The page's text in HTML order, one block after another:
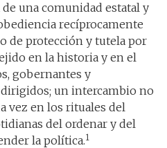
una comunidad estatal y
recíprocamente
de protección y tutela por
en la historia y en el
gobernantes y
un intercambio no
vez en los rituales del
del ordenar y del
la política.1